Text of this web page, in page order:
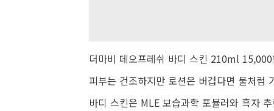
더마비 데오프레쉬 바디 스킨 210ml 15,000
피부는 건조하지만 로션은 버겁다면 물처럼
바디 스킨은 MLE 보습과학 포뮬러와 흑자